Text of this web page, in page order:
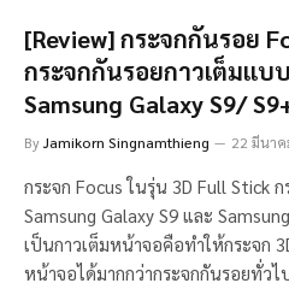
[Review] กระจกกันรอย
กระจกกันรอยกาวเต็มแบ
Samsung Galaxy S9/
ByJamikorn Singnamthieng 22 มีนา
กระจก Focus ในรุ่น 3D Full Stick
Samsung Galaxy S9 และ
เป็นกาวเต็มหน้าจอคือทำให้กระจก
หน้าจอได้มากกว่ากระจกกันรอยทั่ว